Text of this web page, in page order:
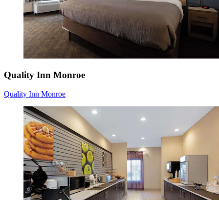
Quality Inn Monroe
Quality Inn Monroe